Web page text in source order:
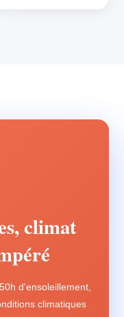
climat
d'ensoleillement,
climatiques